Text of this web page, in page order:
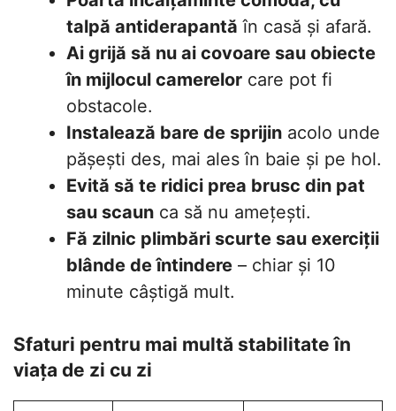
talpă antiderapantă în casă și afară.
Ai grijă să nu ai covoare sau obiecte
în mijlocul camerelor care pot fi
obstacole.
Instalează bare de sprijin acolo unde
pășești des, mai ales în baie și pe hol.
Evită să te ridici prea brusc din pat
sau scaun ca să nu amețești.
Fă zilnic plimbări scurte sau exerciții
blânde de întindere – chiar și 10
minute câștigă mult.
Sfaturi pentru mai multă stabilitate în
viața de zi cu zi